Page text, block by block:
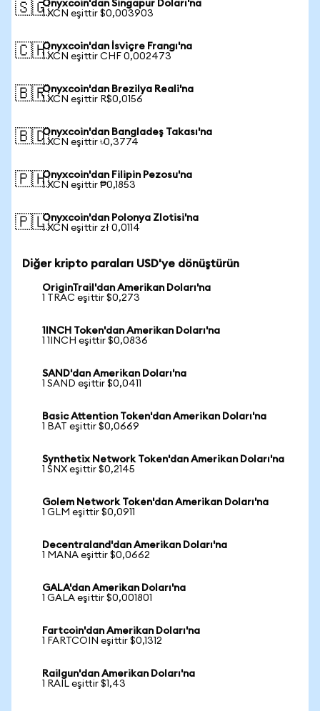
🇸🇬Onyxcoin'dan Singapur Doları'na
1 XCN eşittir $0,003903
🇨🇭Onyxcoin'dan İsviçre Frangı'na
1 XCN eşittir CHF 0,002473
🇧🇷Onyxcoin'dan Brezilya Reali'na
1 XCN eşittir R$0,0156
🇧🇩Onyxcoin'dan Bangladeş Takası'na
1 XCN eşittir ৳0,3774
🇵🇭Onyxcoin'dan Filipin Pezosu'na
1 XCN eşittir ₱0,1853
🇵🇱Onyxcoin'dan Polonya Zlotisi'na
1 XCN eşittir zł 0,0114
Diğer kripto paraları USD'ye dönüştürün
OriginTrail'dan Amerikan Doları'na
1 TRAC eşittir $0,273
1INCH Token'dan Amerikan Doları'na
1 1INCH eşittir $0,0836
SAND'dan Amerikan Doları'na
1 SAND eşittir $0,0411
Basic Attention Token'dan Amerikan Doları'na
1 BAT eşittir $0,0669
Synthetix Network Token'dan Amerikan Doları'na
1 SNX eşittir $0,2145
Golem Network Token'dan Amerikan Doları'na
1 GLM eşittir $0,0911
Decentraland'dan Amerikan Doları'na
1 MANA eşittir $0,0662
GALA'dan Amerikan Doları'na
1 GALA eşittir $0,001801
Fartcoin'dan Amerikan Doları'na
1 FARTCOIN eşittir $0,1312
Railgun'dan Amerikan Doları'na
1 RAIL eşittir $1,43